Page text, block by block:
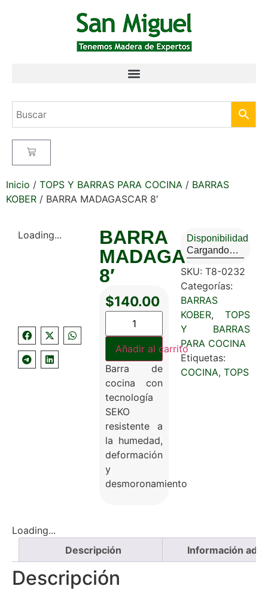
Inicio / TOPS Y BARRAS PARA COCINA / BARRAS
KOBER / BARRA MADAGASCAR 8′
Loading...
BARRA
MADAGASCAR
8′
$140.00
Añadir al carrito
Barra de
cocina con
tecnología
SEKO
resistente a
la humedad,
deformación
y
desmoronamiento
Disponibilidad
Cargando…
SKU: T8-0232
Categorías:
BARRAS
KOBER, TOPS
Y BARRAS
PARA COCINA
Etiquetas:
COCINA, TOPS
Loading...
Descripción
Información
Descripción